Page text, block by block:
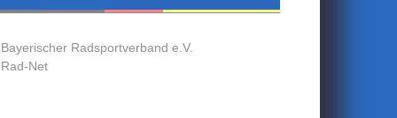
Bayerischer Radsportverband e.V.
Rad-Net